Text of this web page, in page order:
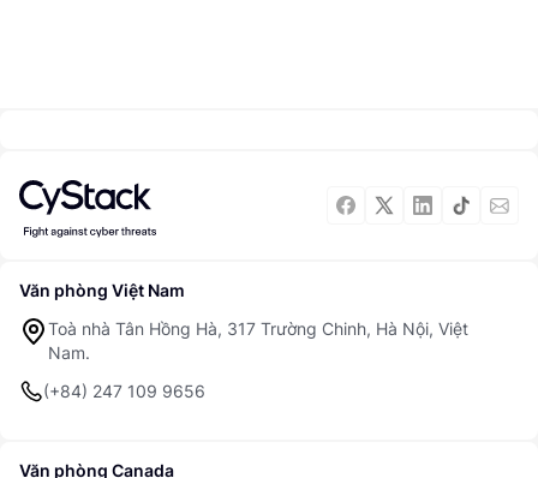
Văn phòng Việt Nam
Toà nhà Tân Hồng Hà, 317 Trường Chinh, Hà Nội, Việt
Nam.
(+84) 247 109 9656
Văn phòng Canada